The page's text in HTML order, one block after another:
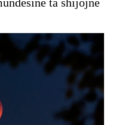
ta shijojnë